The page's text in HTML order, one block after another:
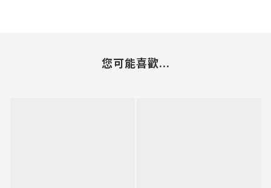
您可能喜歡...